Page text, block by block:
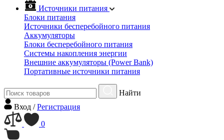
Источники питания
Блоки питания
Источники бесперебойного питания
Аккумуляторы
Блоки бесперебойного питания
Системы накопления энергии
Внешние аккумуляторы (Power Bank)
Портативные источники питания
Найти
Вход /Регистрация
0